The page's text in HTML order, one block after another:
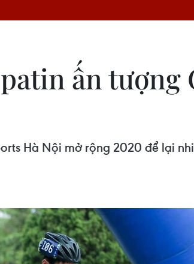
ấn tượng
Hà Nội mở rộng 2020 để lại